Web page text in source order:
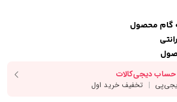
گام محصول